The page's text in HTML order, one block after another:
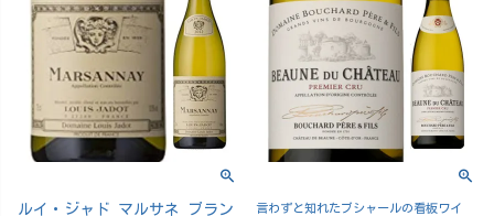
ルイ・ジャド マルサネ ブラン
言わずと知れたブシャールの看板ワイ